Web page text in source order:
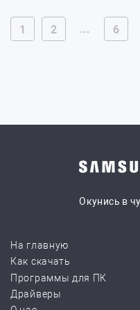
1 2 … 6
Окунись в
На главную
Как скачать
Программы для ПК
Драйверы